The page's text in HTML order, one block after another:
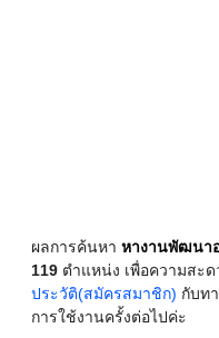
ผลการค้นหา หางานพัฒนา
119ตำแหน่ง เพื่อความสะ
ประวัติ(สมัครสมาชิก) กับท
การใช้งานครั้งต่อไปค่ะ